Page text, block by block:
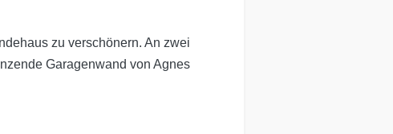
zu verschönern. An zwei
Garagenwand von Agnes